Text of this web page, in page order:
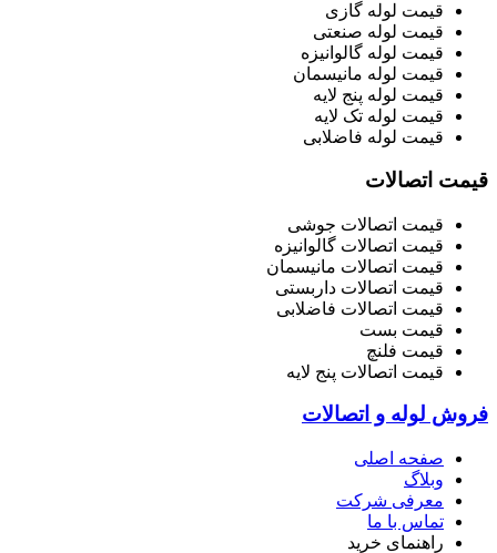
قیمت لوله گازی
قیمت لوله صنعتی
قیمت لوله گالوانیزه
قیمت لوله مانیسمان
قیمت لوله پنج لایه
قیمت لوله تک لایه
قیمت لوله فاضلابی
قیمت اتصالات
قیمت اتصالات جوشی
قیمت اتصالات گالوانیزه
قیمت اتصالات مانیسمان
قیمت اتصالات داربستی
قیمت اتصالات فاضلابی
قیمت بست
قیمت فلنچ
قیمت اتصالات پنج لایه
فروش لوله و اتصالات
صفحه اصلی
وبلاگ
معرفی شرکت
تماس با ما
راهنمای خرید